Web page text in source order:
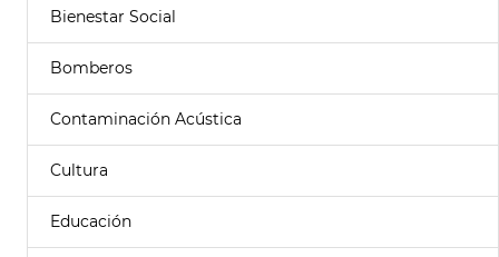
Bienestar Social
Bomberos
Contaminación Acústica
Cultura
Educación